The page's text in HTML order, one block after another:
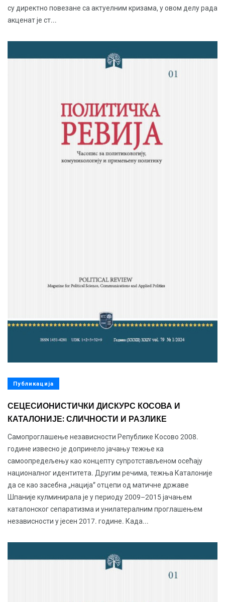
су директно повезане са актуелним кризама, у овом делу рада
акценат је ст...
Публикација
СЕЦЕСИОНИСТИЧКИ ДИСКУРС КОСОВА И
КАТАЛОНИЈЕ: СЛИЧНОСТИ И РАЗЛИКЕ
Самопроглашење независности Републике Косово 2008.
године извесно је допринело јачању тежње ка
самоопредељењу као концепту супротстављеном осећају
националног идентитета. Другим речима, тежња Каталоније
да се као засебна „нација” отцепи од матичне државе
Шпаније кулминирала је у периоду 2009–2015 јачањем
каталонског сепаратизма и унилатералним проглашењем
независности у јесен 2017. године. Када...